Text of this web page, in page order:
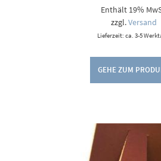
Enthält 19%
zzgl.Versand
Lieferzeit: ca. 3-5
GEHE ZUM